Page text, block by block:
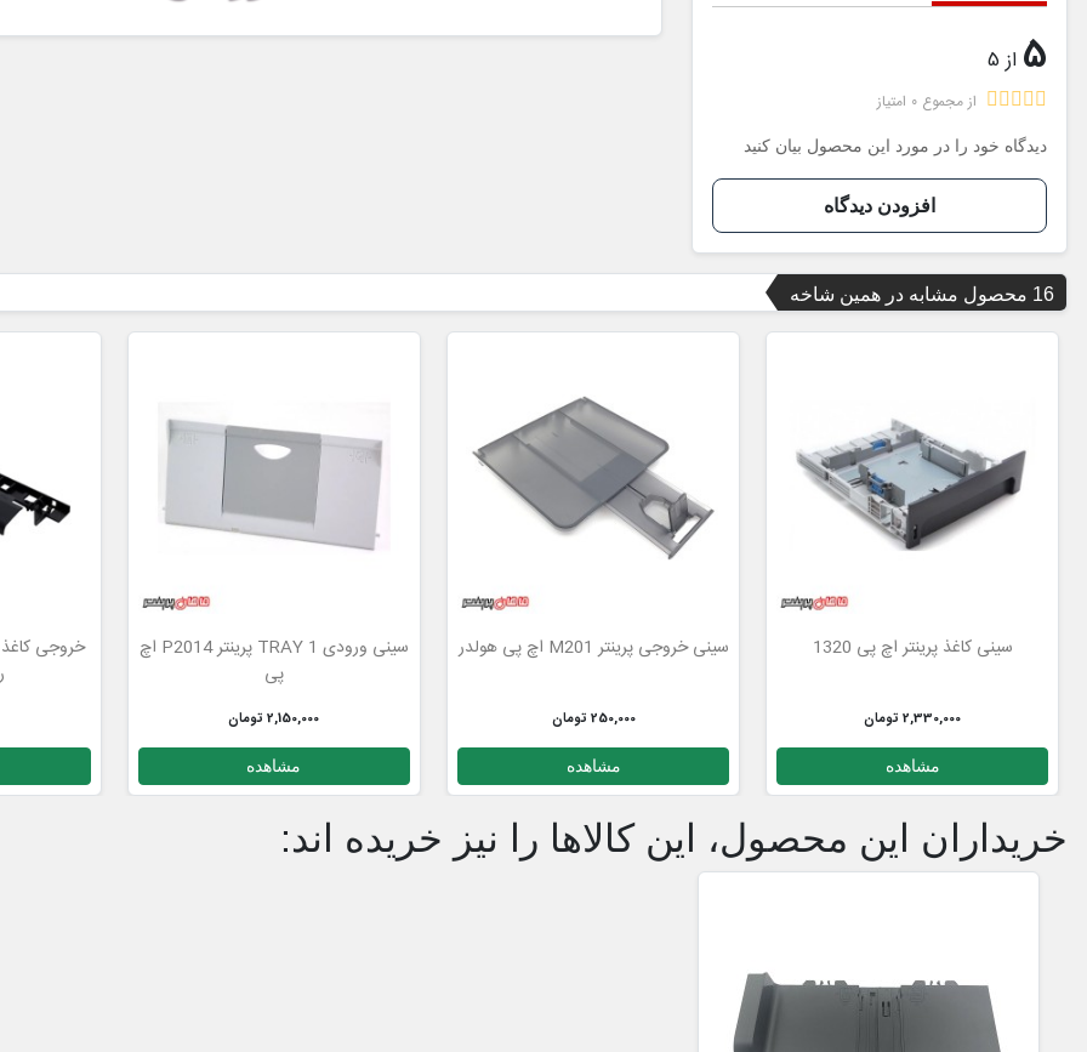
5 از 5
از مجموع 0 امتیاز
دیدگاه خود را در مورد این محصول بیان کنید
افزودن دیدگاه
16 محصول مشابه در همین شاخه
سینی کاغذ پرینتر اچ پی 1320
2,330,000 تومان
مشاهده
سینی خروجی پرینتر M201 اچ پی هولدر
250,000 تومان
مشاهده
سینی ورودی TRAY 1 پرینتر P2014 اچ
پی
2,150,000 تومان
مشاهده
خریداران این محصول، این کالاها را نیز خریده اند: